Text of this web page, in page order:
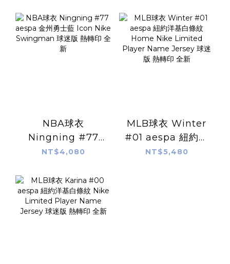
熱轉印 全新
熱轉印 全新
NBA球衣
Ningning #77
aespa 金州勇士藍
Swingman 球迷版
熱轉印 全新
NT$4,080
MLB球衣 Winter
#01 aespa 紐約洋
基白條紋 Home
NT$5,480